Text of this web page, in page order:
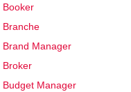
Booker
Branche
Brand Manager
Broker
Budget Manager